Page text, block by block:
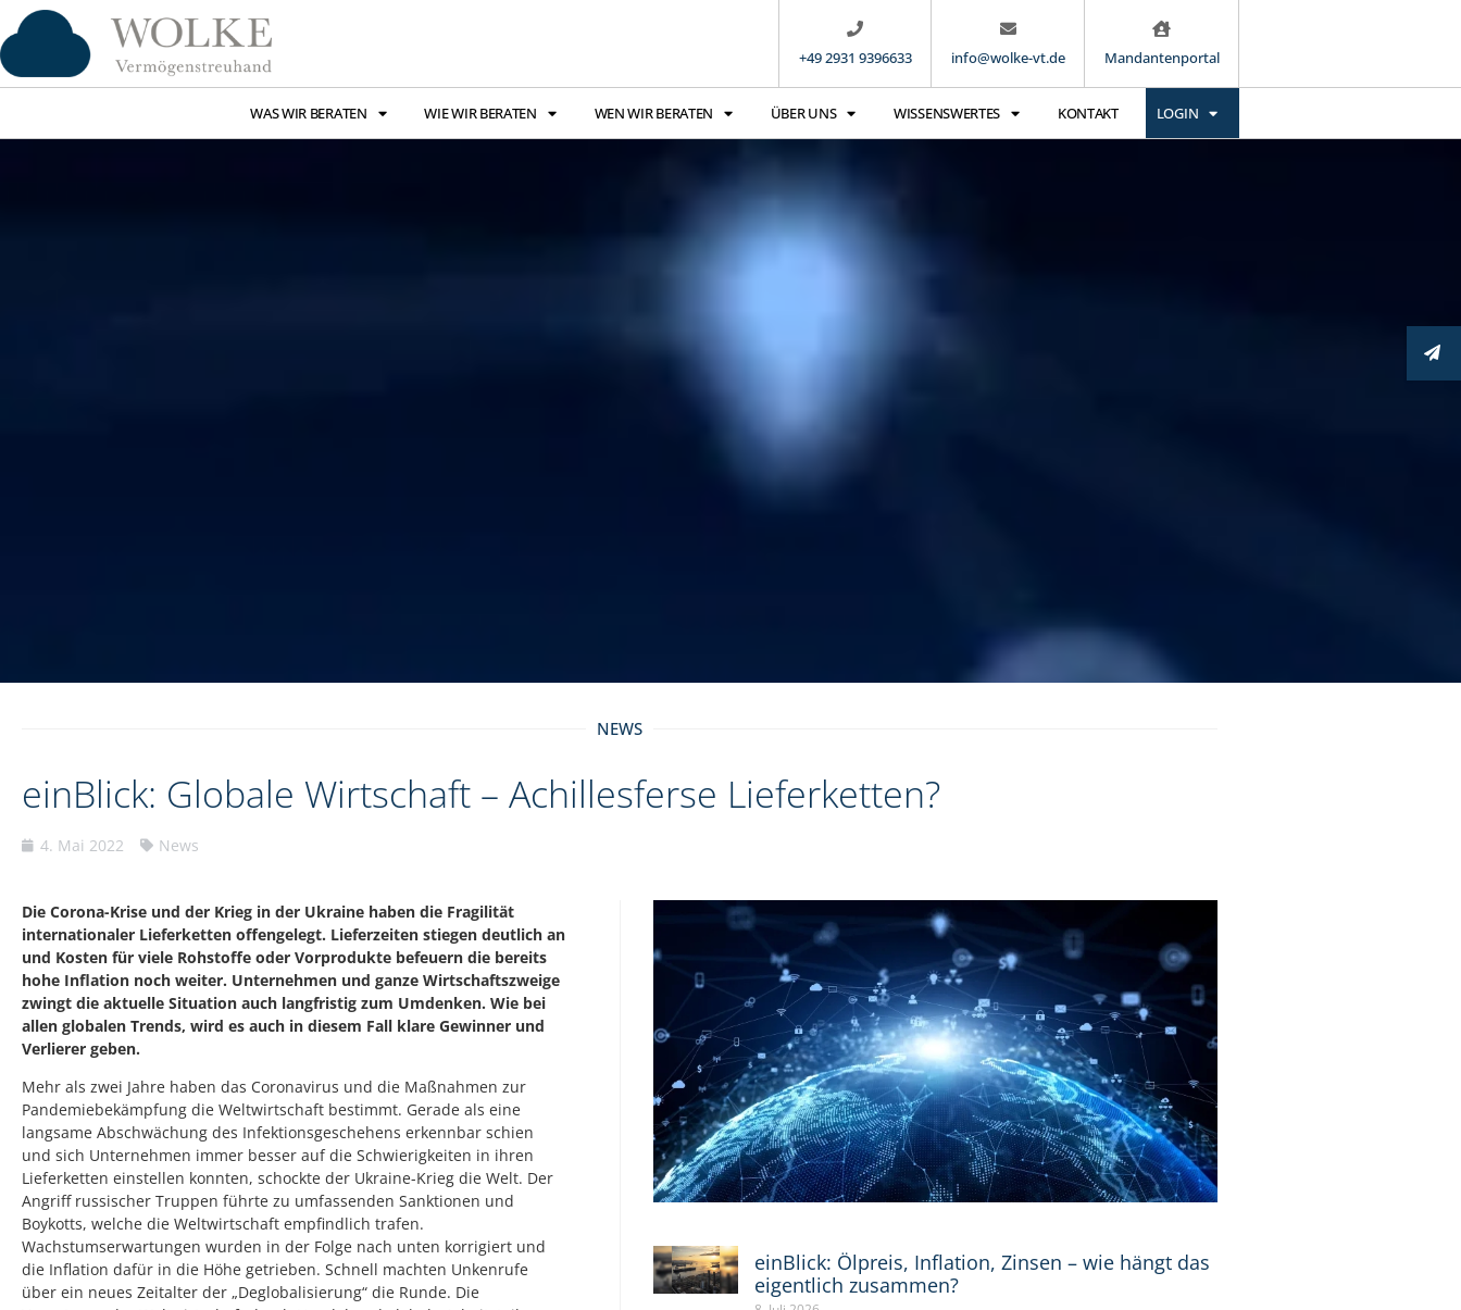
+49 2931 9396633 info@wolke-vt.de Mandantenportal
WAS WIR BERATEN WIE WIR BERATEN WEN WIR BERATEN ÜBER UNS WISSENSWERTES KONTAKT LOGIN
NEWS
einBlick: Globale Wirtschaft – Achillesferse Lieferketten?
4. Mai 2022 News
Die Corona-Krise und der Krieg in der Ukraine haben die Fragilität
internationaler Lieferketten offengelegt. Lieferzeiten stiegen deutlich an
und Kosten für viele Rohstoffe oder Vorprodukte befeuern die bereits
hohe Inflation noch weiter. Unternehmen und ganze Wirtschaftszweige
zwingt die aktuelle Situation auch langfristig zum Umdenken. Wie bei
allen globalen Trends, wird es auch in diesem Fall klare Gewinner und
Verlierer geben.
Mehr als zwei Jahre haben das Coronavirus und die Maßnahmen zur
Pandemiebekämpfung die Weltwirtschaft bestimmt. Gerade als eine
langsame Abschwächung des Infektionsgeschehens erkennbar schien
und sich Unternehmen immer besser auf die Schwierigkeiten in ihren
Lieferketten einstellen konnten, schockte der Ukraine-Krieg die Welt. Der
Angriff russischer Truppen führte zu umfassenden Sanktionen und
Boykotts, welche die Weltwirtschaft empfindlich trafen.
Wachstumserwartungen wurden in der Folge nach unten korrigiert und
die Inflation dafür in die Höhe getrieben. Schnell machten Unkenrufe
über ein neues Zeitalter der „Deglobalisierung“ die Runde. Die
einBlick: Ölpreis, Inflation, Zinsen – wie hängt das
eigentlich zusammen?